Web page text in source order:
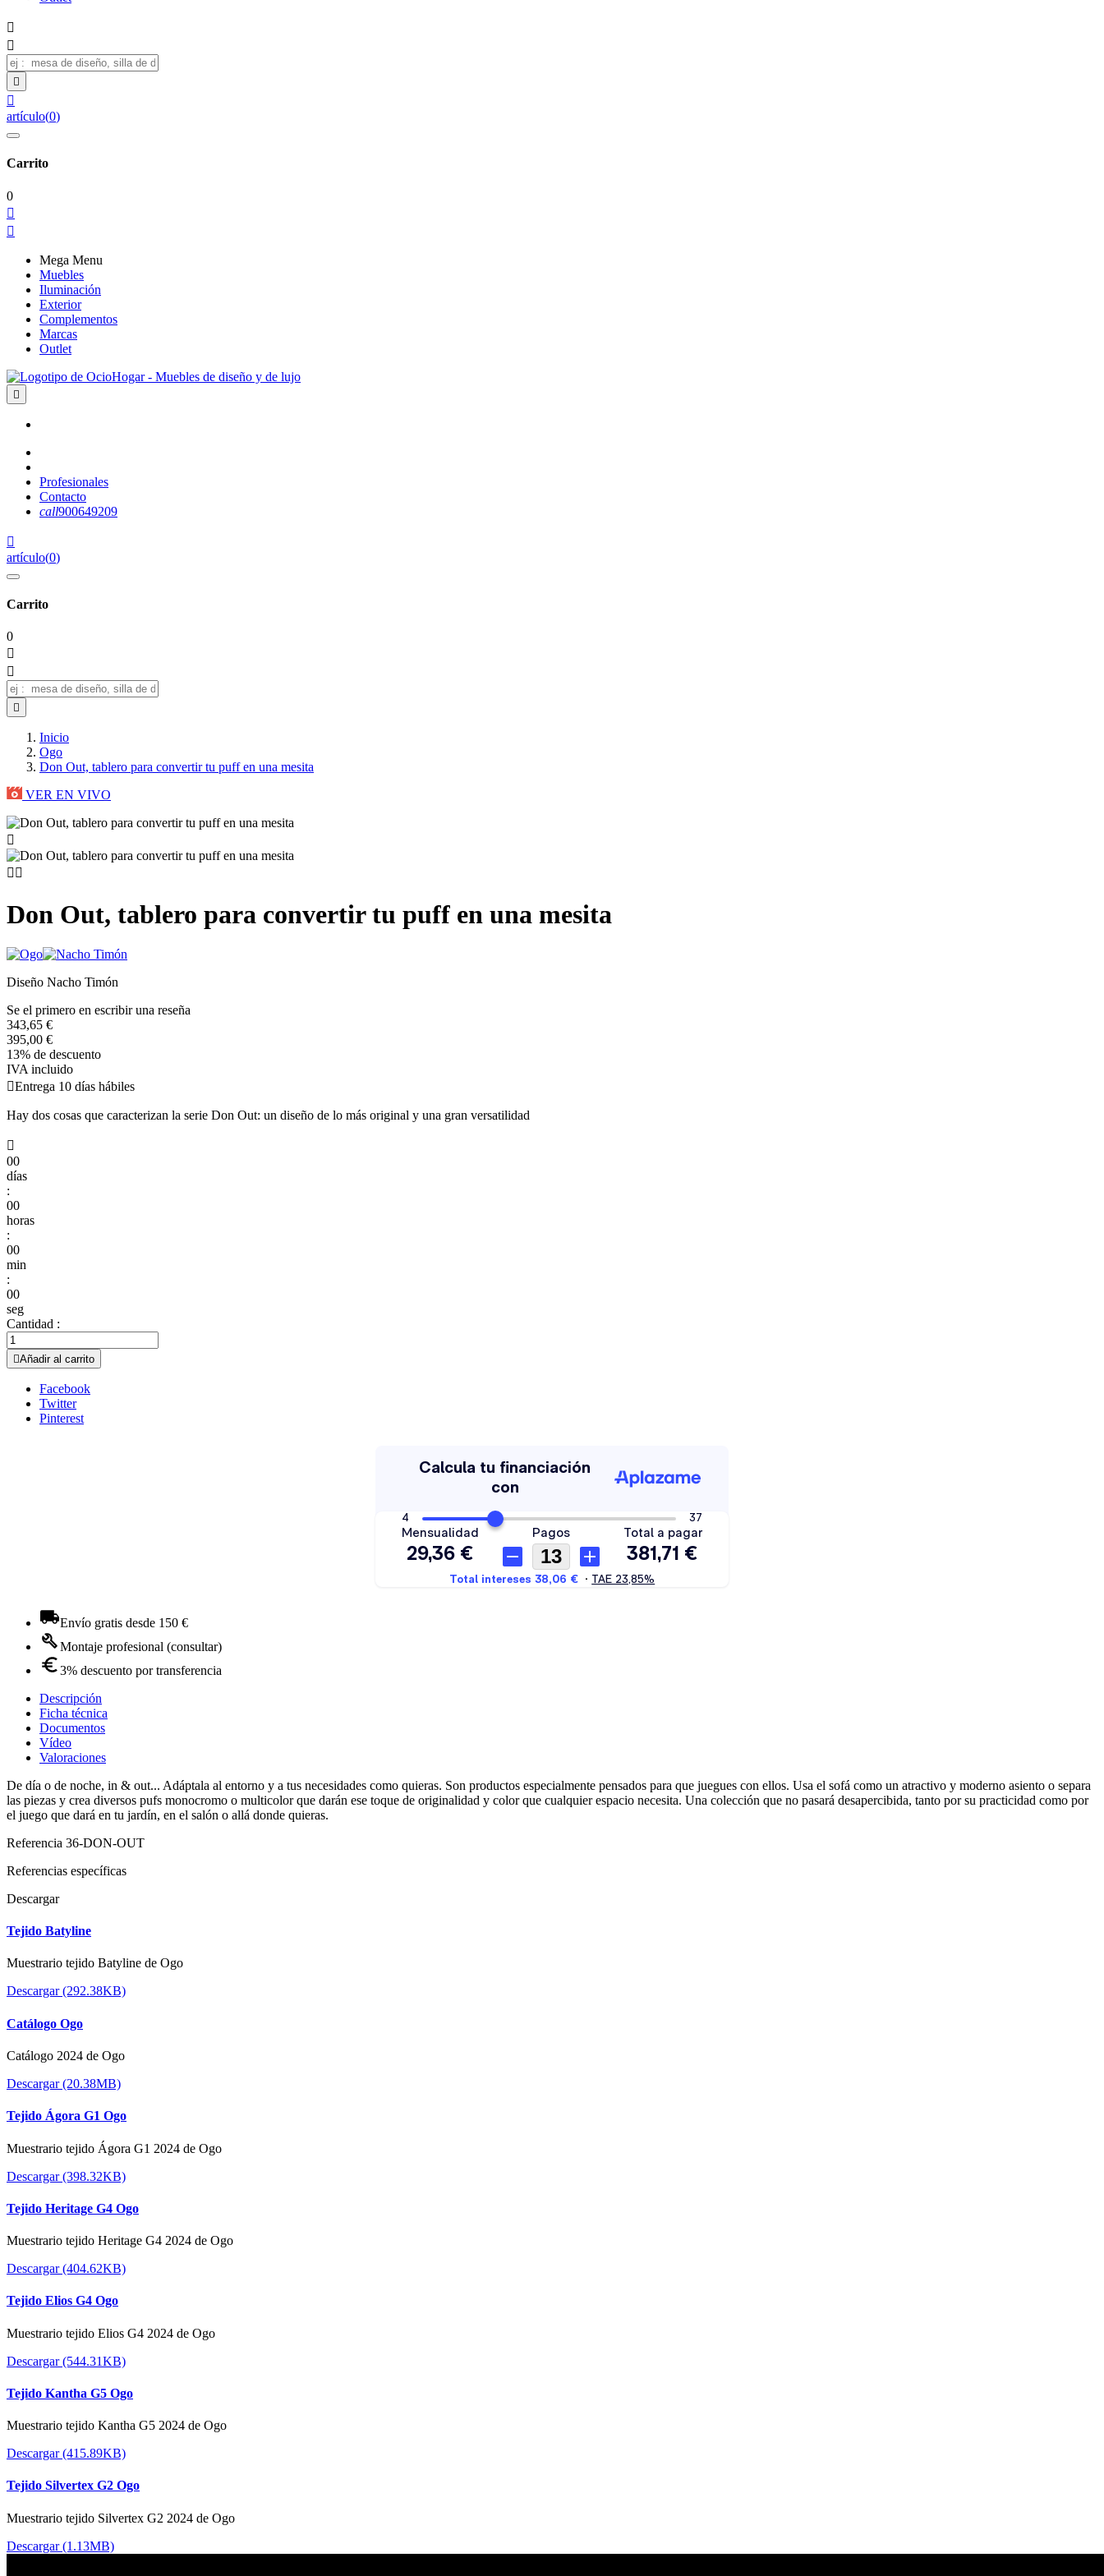




artículo(0)
Carrito
0


Mega Menu
Muebles
Iluminación
Exterior
Complementos
Marcas
Outlet

Profesionales
Contacto
call900649209

artículo(0)
Carrito
0



Inicio
Ogo
Don Out, tablero para convertir tu puff en una mesita
VER EN VIVO

 
Don Out, tablero para convertir tu puff en una mesita
Diseño Nacho Timón
Se el primero en escribir una reseña
343,65 €
395,00 €
13% de descuento
IVA incluido
Entrega 10 días hábiles
Hay dos cosas que caracterizan la serie Don Out: un diseño de lo más original y una gran versatilidad

00
días
:
00
horas
:
00
min
:
00
seg
Cantidad :
Añadir al carrito
Facebook
Twitter
Pinterest
Envío gratis desde 150 €
Montaje profesional (consultar)
3% descuento por transferencia
Descripción
Ficha técnica
Documentos
Vídeo
Valoraciones
De día o de noche, in & out... Adáptala al entorno y a tus necesidades como quieras. Son productos especialmente pensados para que juegues con ellos. Usa el sofá como un atractivo y moderno asiento o separa
las piezas y crea diversos pufs monocromo o multicolor que darán ese toque de originalidad y color que cualquier espacio necesita. Una colección que no pasará desapercibida, tanto por su practicidad como por
el juego que dará en tu jardín, en el salón o allá donde quieras.
Referencia 36-DON-OUT
Referencias específicas
Descargar
Tejido Batyline
Muestrario tejido Batyline de Ogo
Descargar (292.38KB)
Catálogo Ogo
Catálogo 2024 de Ogo
Descargar (20.38MB)
Tejido Ágora G1 Ogo
Muestrario tejido Ágora G1 2024 de Ogo
Descargar (398.32KB)
Tejido Heritage G4 Ogo
Muestrario tejido Heritage G4 2024 de Ogo
Descargar (404.62KB)
Tejido Elios G4 Ogo
Muestrario tejido Elios G4 2024 de Ogo
Descargar (544.31KB)
Tejido Kantha G5 Ogo
Muestrario tejido Kantha G5 2024 de Ogo
Descargar (415.89KB)
Tejido Silvertex G2 Ogo
Muestrario tejido Silvertex G2 2024 de Ogo
Descargar (1.13MB)